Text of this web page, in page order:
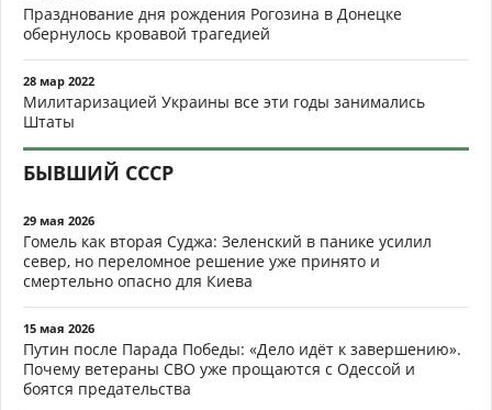
Празднование дня рождения Рогозина в Донецке
обернулось кровавой трагедией
28 мар 2022
Милитаризацией Украины все эти годы занимались
Штаты
БЫВШИЙ СССР
29 мая 2026
Гомель как вторая Суджа: Зеленский в панике усилил
север, но переломное решение уже принято и
смертельно опасно для Киева
15 мая 2026
Путин после Парада Победы: «Дело идёт к завершению».
Почему ветераны СВО уже прощаются с Одессой и
боятся предательства